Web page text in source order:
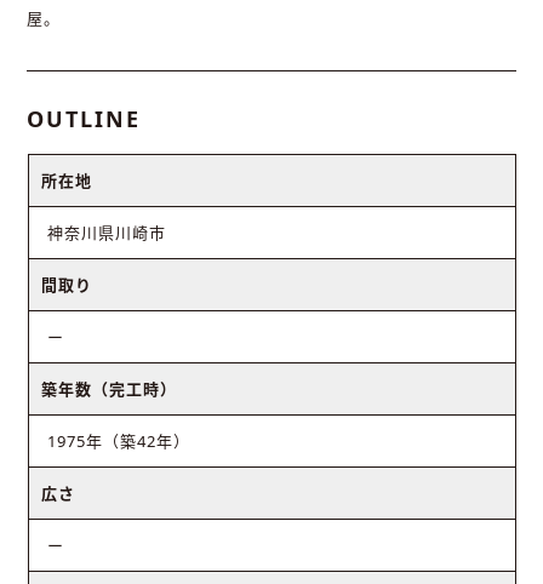
屋。
OUTLINE
所在地
神奈川県川崎市
間取り
ー
築年数（完工時）
1975年（築42年）
広さ
ー